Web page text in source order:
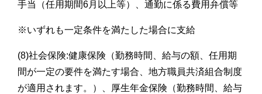
手当（任用期間6月以上等）、通勤に係る費用弁償等
※いずれも一定条件を満たした場合に支給
(8)社会保険:健康保険（勤務時間、給与の額、任用期
間が一定の要件を満たす場合、地方職員共済組合制度
が適用されます。）、厚生年金保険（勤務時間、給与